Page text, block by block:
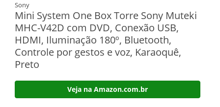
Sony
Mini System One Box Torre Sony Muteki
MHC-V42D com DVD, Conexão USB,
HDMI, Iluminação 180º, Bluetooth,
Controle por gestos e voz, Karaoquê,
Preto
Veja na Amazon.com.br